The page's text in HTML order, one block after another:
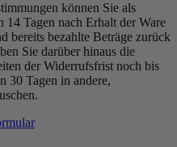
können Sie als
Tagen nach Erhalt der Ware
bereits bezahlte Beträge zurück
Sie darüber hinaus die
der Widerrufsfrist noch bis
30 Tagen in andere,